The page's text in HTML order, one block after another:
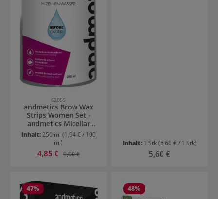
62055
andmetics Brow Wax
Strips Women Set -
andmetics Micellar
Water
Inhalt:250 ml (1,94 € / 100
ml)
Verkaufspreis:
4,85 € Regulärer Preis:
9,00 €
Inhalt: 1 Stk(5,60 € / 1 Stk)
Regulärer Preis:
5,60 €
47% 48%